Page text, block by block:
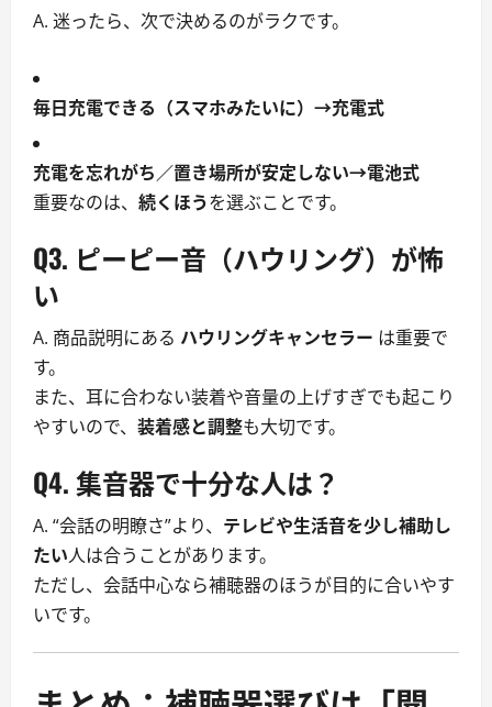
A. 迷ったら、次で決めるのがラクです。
毎日充電できる（スマホみたいに）→充電式
充電を忘れがち／置き場所が安定しない→電池式
重要なのは、 続くほうを選ぶことです。
Q3. ピーピー音（ハウリング）が怖
い
A. 商品説明にある ハウリングキャンセラー は重要で
す。
また、耳に合わない装着や音量の上げすぎでも起こり
やすいので、 装着感と調整も大切です。
Q4.集音器で十分な人は？
A. “会話の明瞭さ”より、 テレビや生活音を少し補助し
たい人は合うことがあります。
ただし、会話中心なら補聴器のほうが目的に合いやす
いです。